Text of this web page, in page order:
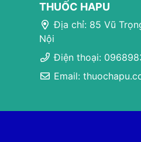
THUỐC HAPU
Địa chỉ: 85 Vũ
Nội
Điện thoại:
Email: